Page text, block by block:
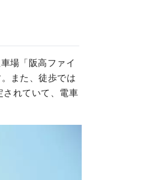
場「阪高ファイ
また、徒歩では
されていて、電車